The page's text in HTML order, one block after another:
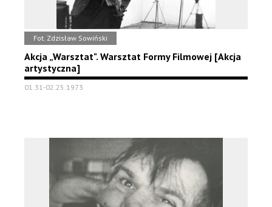
Fot. Zdzisław Sowiński
Akcja „Warsztat". Warsztat Formy Filmowej [Akcja
artystyczna]
01.31-02.25.1973